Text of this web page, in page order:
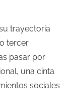
trayectoria
tercer
pasar por
una cinta
sociales